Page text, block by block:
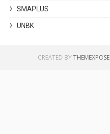
SMAPLUS
UNBK
CREATED BYTHEMEXPOSE